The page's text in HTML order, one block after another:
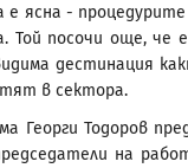
ясна - процедурите
Той посочи още,
дестинация
в сектора.
Георги Тодоров
на